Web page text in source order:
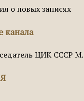
о новых записях
канала
ЦИК СССР